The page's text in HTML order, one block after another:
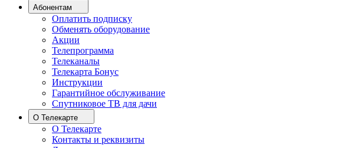
Абонентам
Оплатить подписку
Обменять оборудование
Акции
Телепрограмма
Телеканалы
Телекарта Бонус
Инструкции
Гарантийное обслуживание
Спутниковое ТВ для дачи
О Телекарте
О Телекарте
Контакты и реквизиты